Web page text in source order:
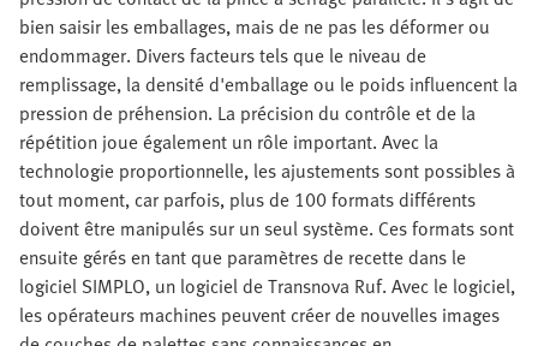
bien saisir les emballages, mais de ne pas les déformer ou
endommager. Divers facteurs tels que le niveau de
remplissage, la densité d'emballage ou le poids influencent la
pression de préhension. La précision du contrôle et de la
répétition joue également un rôle important. Avec la
technologie proportionnelle, les ajustements sont possibles à
tout moment, car parfois, plus de 100 formats différents
doivent être manipulés sur un seul système. Ces formats sont
ensuite gérés en tant que paramètres de recette dans le
logiciel SIMPLO, un logiciel de Transnova Ruf. Avec le logiciel,
les opérateurs machines peuvent créer de nouvelles images